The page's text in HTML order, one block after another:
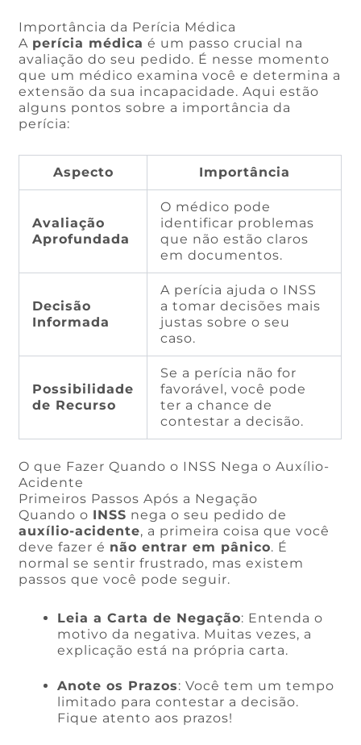
Importância da Perícia Médica
A perícia médica é um passo crucial na
avaliação do seu pedido. É nesse momento
que um médico examina você e determina a
extensão da sua incapacidade. Aqui estão
alguns pontos sobre a importância da
perícia:
Aspecto Importância
Avaliação
Aprofundada
O médico pode
identificar problemas
que não estão claros
em documentos.
Decisão
Informada
A perícia ajuda o INSS
a tomar decisões mais
justas sobre o seu
caso.
Possibilidade
de Recurso
Se a perícia não for
favorável, você pode
ter a chance de
contestar a decisão.
O que Fazer Quando o INSS Nega o Auxílio-
Acidente
Primeiros Passos Após a Negação
Quando o INSS nega o seu pedido de
auxílio-acidente, a primeira coisa que você
deve fazer é não entrar em pânico. É
normal se sentir frustrado, mas existem
passos que você pode seguir.
Leia a Carta de Negação: Entenda o
motivo da negativa. Muitas vezes, a
explicação está na própria carta.
Anote os Prazos: Você tem um tempo
limitado para contestar a decisão.
Fique atento aos prazos!